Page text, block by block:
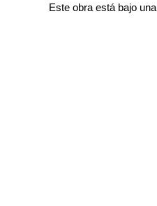
Este obra está bajo una